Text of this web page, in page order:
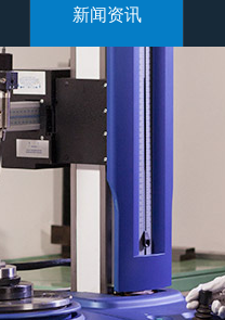
新闻资讯